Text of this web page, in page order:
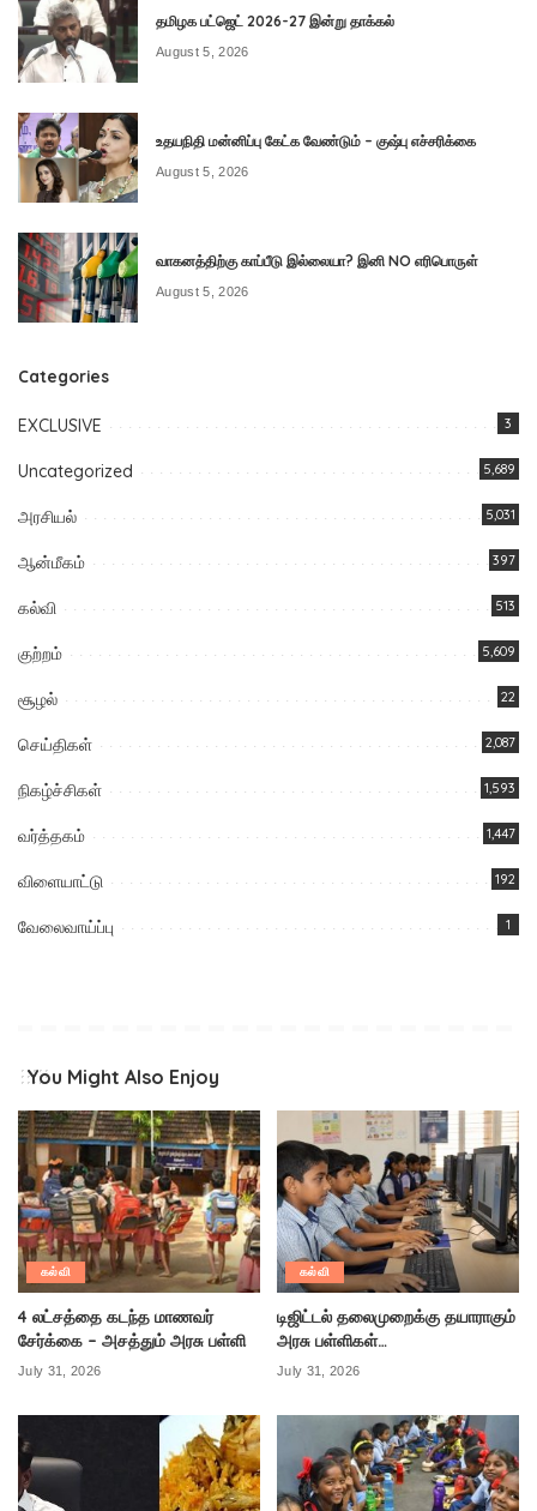
தமிழக பட்ஜெட் 2026-27 இன்று தாக்கல்
August 5, 2026
உதயநிதி மன்னிப்பு கேட்க வேண்டும் – குஷ்பு எச்சரிக்கை
August 5, 2026
வாகனத்திற்கு காப்பீடு இல்லையா? இனி NO எரிபொருள்
August 5, 2026
Categories
EXCLUSIVE 3
Uncategorized 5,689
அரசியல் 5,031
ஆன்மீகம் 397
கல்வி 513
குற்றம் 5,609
சூழல் 22
செய்திகள் 2,087
நிகழ்ச்சிகள் 1,593
வர்த்தகம் 1,447
விளையாட்டு 192
வேலைவாய்ப்பு 1
You Might Also Enjoy
கல்வி
4 லட்சத்தை கடந்த மாணவர்
சேர்க்கை – அசத்தும் அரசு பள்ளி
July 31, 2026
கல்வி
டிஜிட்டல் தலைமுறைக்கு தயாராகும்
அரசு பள்ளிகள்…
July 31, 2026